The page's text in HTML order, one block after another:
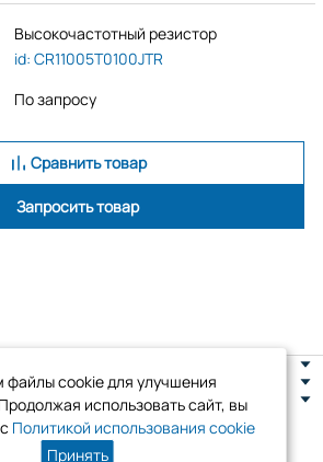
Высокочастотный резистор
id: CR11005T0100JTR
По запросу
Сравнить товар
Запросить товар
Новоселов д. 8
файлы cookie для улучшения
использовать сайт, вы
Политикой использования cookie
Принять